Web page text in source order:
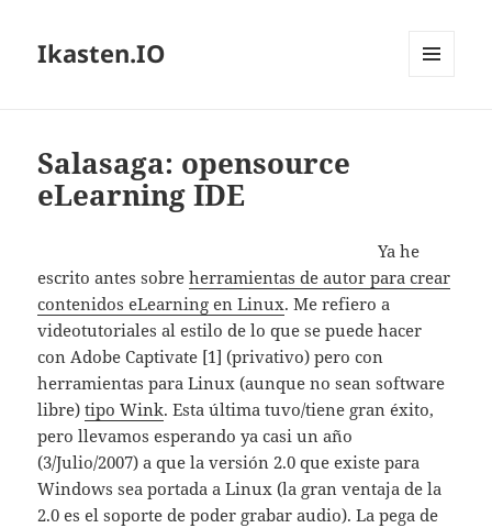
Ikasten.IO
Salasaga: opensource
eLearning IDE
Ya he
escrito antes sobreherramientas de autor para crear
contenidos eLearning en Linux. Me refiero a
videotutoriales al estilo de lo que se puede hacer
con Adobe Captivate [1] (privativo) pero con
herramientas para Linux (aunque no sean software
libre)tipo Wink. Esta última tuvo/tiene gran éxito,
pero llevamos esperando ya casi un año
(3/Julio/2007) a que la versión 2.0 que existe para
Windows sea portada a Linux (la gran ventaja de la
2.0 es el soporte de poder grabar audio). La pega de